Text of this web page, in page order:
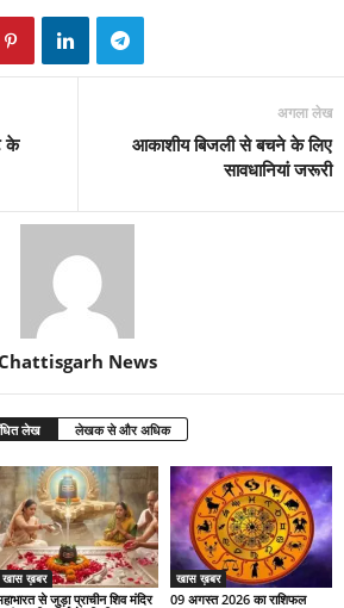
के
अगला लेख
आकाशीय बिजली से बचने के लिए
सावधानियां जरूरी
News
लेख लेखक से और अधिक
खास ख़बर
से जुड़ा प्राचीन शिव मंदिर
खास ख़बर
09 अगस्त 2026 का राशिफल